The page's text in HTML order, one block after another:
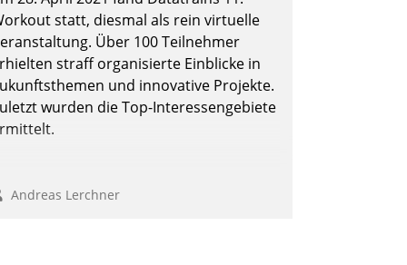
Nadja Hußmann
statt, diesmal als rein virtuelle
Über 100 Teilnehmer
straff organisierte Einblicke in
und innovative Projekte.
wurden die Top-Interessengebiete
Andreas Lerchner